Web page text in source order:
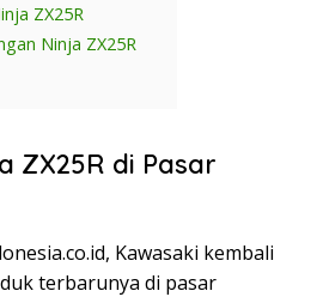
ZX25R
Ninja ZX25R
ZX25R di Pasar
Kawasaki kembali
terbarunya di pasar